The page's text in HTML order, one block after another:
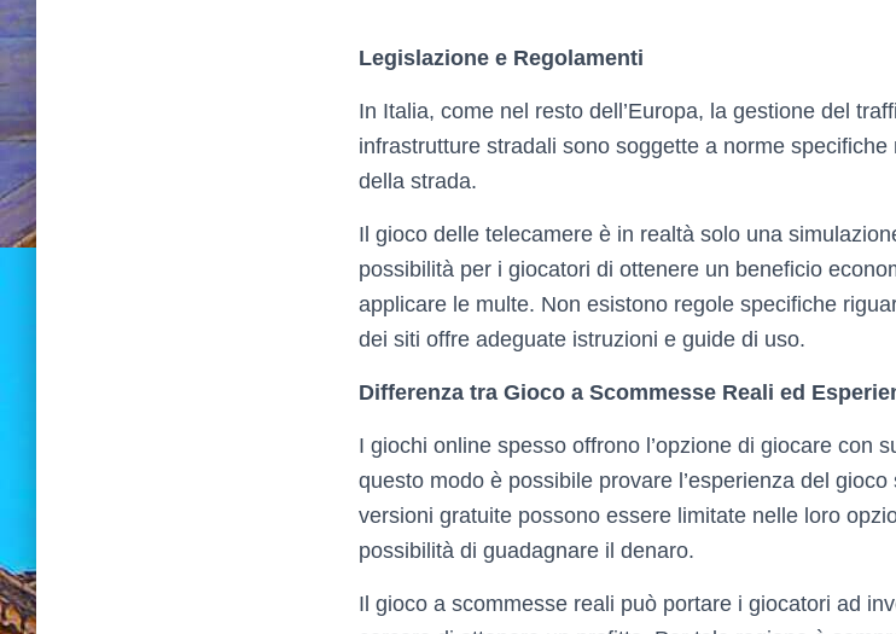
Legislazione e Regolamenti
In Italia, come nel resto dell’Europa, la gestione del
infrastrutture stradali sono soggette a norme
della strada.
Il gioco delle telecamere è in realtà solo una
possibilità per i giocatori di ottenere un beneficio
applicare le multe. Non esistono regole specifiche
dei siti offre adeguate istruzioni e guide di uso.
Differenza tra Gioco a Scommesse Reali ed
I giochi online spesso offrono l’opzione di giocare con
questo modo è possibile provare l’esperienza del
versioni gratuite possono essere limitate nelle loro
possibilità di guadagnare il denaro.
Il gioco a scommesse reali può portare i giocatori ad